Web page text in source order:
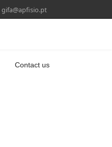
gifa@apfisio.pt
Contact us